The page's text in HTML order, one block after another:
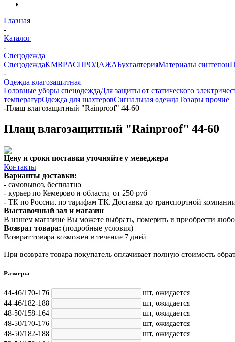
Главная
-
Каталог
-
Спецодежда
СпецодеждаKMRPАСПРОДАЖАБухгалтерияМатериалы синтепон
-
Одежда влагозащитная
Головные уборы спецодеждаДля защиты от статического
температурОдежда для шахтеровСигнальная одеждаТовары прочие
-Плащ влагозащитный "Rainproof" 44-60
Плащ влагозащитный "Rainproof" 44-60
Цену и сроки поставки уточняйте у менеджера
Контакты
Варианты доставки:
- самовывоз, бесплатно
- курьер по Кемерово и области, от 250 руб
- ТК по России, по тарифам ТК. Доставка до транспортной
Выставочный зал и магазин
В нашем магазине Вы можете выбрать, померить и приобрести
Возврат товара: (подробные условия)
Возврат товара возможен в течение 7 дней.
При возврате товара покупатель оплачивает полную стоимость
Размеры
44-46/170-176 шт, ожидается
44-46/182-188
шт, ожидается
48-50/158-164
шт, ожидается
48-50/170-176
шт, ожидается
48-50/182-188
шт, ожидается